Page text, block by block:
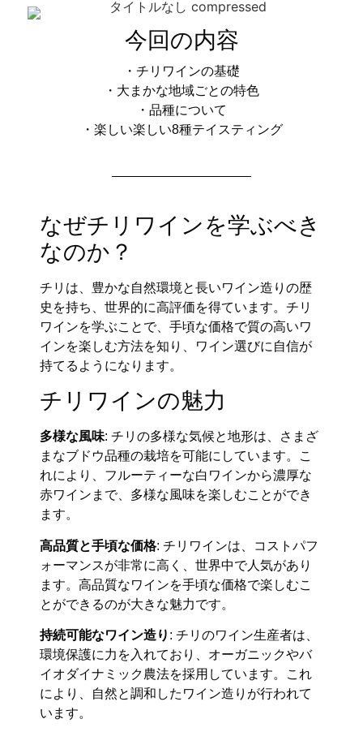
今回の内容
・チリワインの基礎
・大まかな地域ごとの特色
・品種について
・楽しい楽しい8種テイスティング
なぜチリワインを学ぶべき
なのか？
チリは、豊かな自然環境と長いワイン造りの歴
史を持ち、世界的に高評価を得ています。チリ
ワインを学ぶことで、手頃な価格で質の高いワ
インを楽しむ方法を知り、ワイン選びに自信が
持てるようになります。
チリワインの魅力
多様な風味: チリの多様な気候と地形は、さまざ
まなブドウ品種の栽培を可能にしています。こ
れにより、フルーティーな白ワインから濃厚な
赤ワインまで、多様な風味を楽しむことができ
ます。
高品質と手頃な価格: チリワインは、コストパフ
ォーマンスが非常に高く、世界中で人気があり
ます。高品質なワインを手頃な価格で楽しむこ
とができるのが大きな魅力です。
持続可能なワイン造り : チリのワイン生産者は、
環境保護に力を入れており、オーガニックやバ
イオダイナミック農法を採用しています。これ
により、自然と調和したワイン造りが行われて
います。